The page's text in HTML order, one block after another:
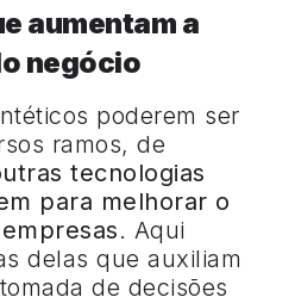
aumentam a
negócio
poderem ser
ramos, de
tecnologias
para melhorar o
. Aqui
delas que auxiliam
de decisões